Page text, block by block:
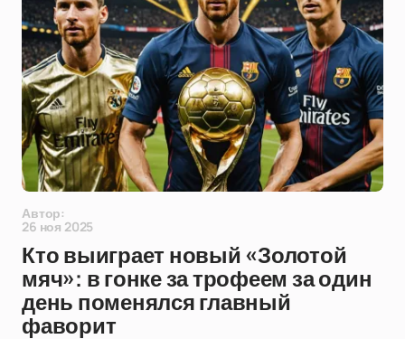
Автор:
26 ноя 2025
Кто выиграет новый «Золотой
мяч»: в гонке за трофеем за один
день поменялся главный
фаворит